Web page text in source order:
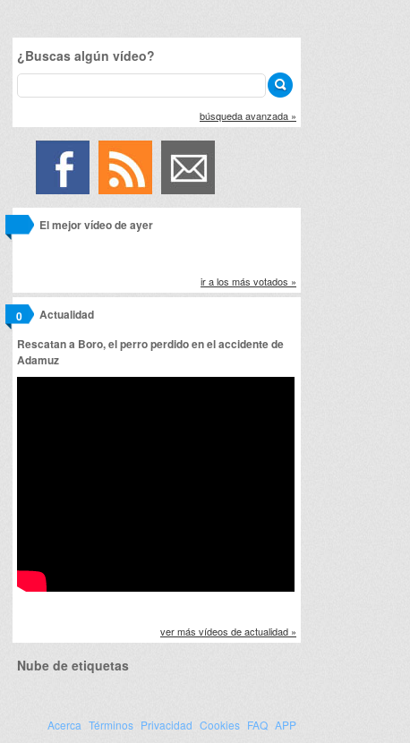
¿Buscas algún vídeo?
búsqueda avanzada »
El mejor vídeo de ayer
ir a los más votados »
Actualidad
0
Rescatan a Boro, el perro perdido en el accidente de
Adamuz
ver más vídeos de actualidad »
Nube de etiquetas
Acerca Términos Privacidad Cookies FAQ APP